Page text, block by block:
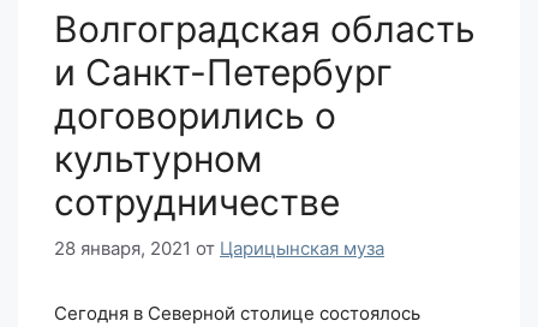
Волгоградская область
и Санкт-Петербург
договорились о
культурном
сотрудничестве
28 января, 2021 от Царицынская муза
Сегодня в Северной столице состоялось